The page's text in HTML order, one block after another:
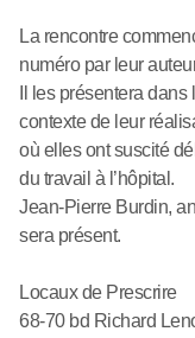
La rencontre
numéro par leur
Il les présentera
contexte de leur
où elles ont suscité
du travail à l’hôpital.
Jean-Pierre Burdin,
sera présent.
Locaux de Prescrire
68-70 bd Richard